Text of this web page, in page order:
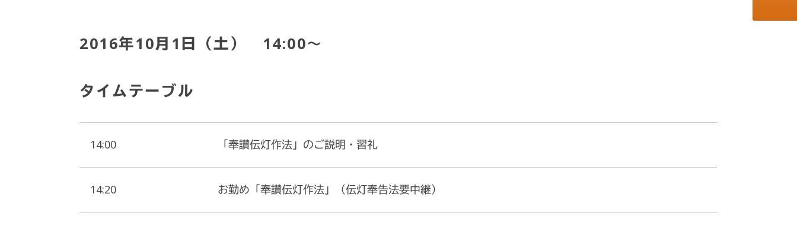
2016年10月1日（土） 14:00～
タイムテーブル
14:00 「奉讃伝灯作法」のご説明・習礼
14:20 お勤め「奉讃伝灯作法」（伝灯奉告法要中継）